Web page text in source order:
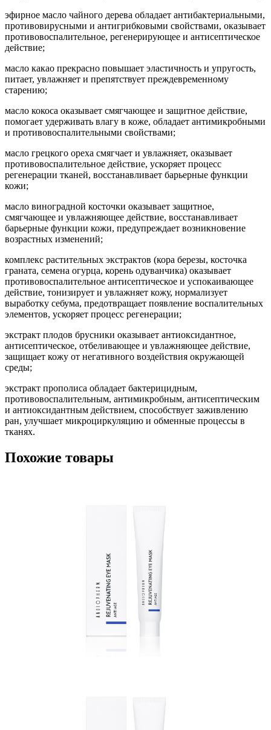
эфирное масло чайного дерева обладает антибактериальными,
противовирусными и антигрибковыми свойствами, оказывает
противовоспалительное, регенерирующее и антисептическое
действие;
масло какао прекрасно повышает эластичность и упругость,
питает, увлажняет и препятствует преждевременному
старению;
масло кокоса оказывает смягчающее и защитное действие,
помогает удерживать влагу в коже, обладает антимикробными
и противовоспалительными свойствами;
масло грецкого ореха смягчает и увлажняет, оказывает
противовоспалительное действие, ускоряет процесс
регенерации тканей, восстанавливает барьерные функции
кожи;
масло виноградной косточки оказывает защитное,
смягчающее и увлажняющее действие, восстанавливает
барьерные функции кожи, предупреждает возникновение
возрастных изменений;
комплекс растительных экстрактов (кора березы, косточка
граната, семена огурца, корень одуванчика) оказывает
противовоспалительное антисептическое и успокаивающее
действие, тонизирует и увлажняет кожу, нормализует
выработку себума, предотвращает появление воспалительных
элементов, ускоряет процесс регенерации;
экстракт плодов брусники оказывает антиоксидантное,
антисептическое, отбеливающее и увлажняющее действие,
защищает кожу от негативного воздействия окружающей
среды;
экстракт прополиса обладает бактерицидным,
противовоспалительным, антимикробным, антисептическим
и антиоксидантным действием, способствует заживлению
ран, улучшает микроциркуляцию и обменные процессы в
тканях.
Похожие товары